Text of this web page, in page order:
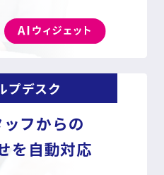
プデスク
フからの
を自動対応